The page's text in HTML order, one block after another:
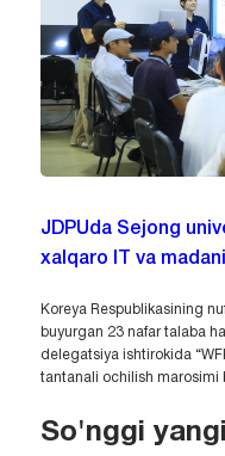
JDPUda Sejong
xalqaro IT va
Koreya Respublikasining
buyurgan 23 nafar talaba
delegatsiya ishtirokida
tantanali ochilish marosimi
So'nggi